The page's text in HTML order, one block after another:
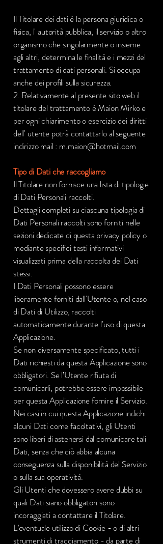
Il Titolare dei dati è la persona giuridica o
fisica, l' autorità pubblica, il servizio o altro
organismo che singolarmente o insieme
agli altri, determina le finalità e i mezzi del
trattamento di dati personali. Si occupa
anche dei profili sulla sicurezza.
2. Relativamente al presente sito web il
titolare del trattamento è Maion Mirko e
per ogni chiarimento o esercizio dei diritti
dell' utente potrà contattarlo al seguente
indirizzo mail : m.maion@hotmail.com
Tipo di Dati che raccogliamo
Il Titolare non fornisce una lista di tipologie
di Dati Personali raccolti.
Dettagli completi su ciascuna tipologia di
Dati Personali raccolti sono forniti nelle
sezioni dedicate di questa privacy policy o
mediante specifici testi informativi
visualizzati prima della raccolta dei Dati
stessi.
I Dati Personali possono essere
liberamente forniti dall'Utente o, nel caso
di Dati di Utilizzo, raccolti
automaticamente durante l'uso di questa
Applicazione.
Se non diversamente specificato, tutti i
Dati richiesti da questa Applicazione sono
obbligatori. Se l’Utente rifiuta di
comunicarli, potrebbe essere impossibile
per questa Applicazione fornire il Servizio.
Nei casi in cui questa Applicazione indichi
alcuni Dati come facoltativi, gli Utenti
sono liberi di astenersi dal comunicare tali
Dati, senza che ciò abbia alcuna
conseguenza sulla disponibilità del Servizio
o sulla sua operatività.
Gli Utenti che dovessero avere dubbi su
quali Dati siano obbligatori sono
incoraggiati a contattare il Titolare.
L’eventuale utilizzo di Cookie - o di altri
strumenti di tracciamento - da parte di